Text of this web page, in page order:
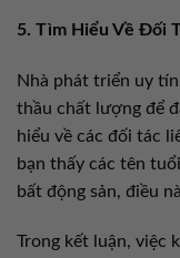
5. Tìm Hiểu Về Đối
Nhà phát triển uy
thầu chất lượng để
hiểu về các đối tác
bạn thấy các tên
bất động sản, điều
Trong kết luận, việc